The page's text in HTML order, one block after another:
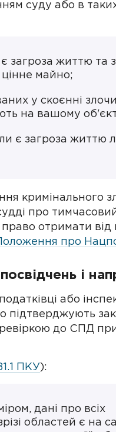
суду або в
загроза життю та
цінне майно;
у скоєнні
на вашому
є загроза життю
кримінального
про
право отримати
про
і
або
до СПД
ПКУ):
дані про всіх
областей є на